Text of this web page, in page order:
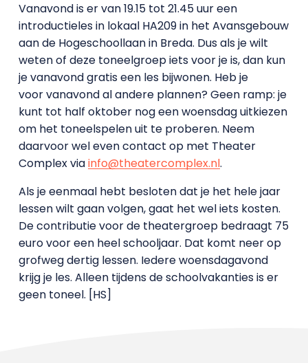
Vanavond is er van 19.15 tot 21.45 uur een
introductieles in lokaal HA209 in het Avansgebouw
aan de Hogeschoollaan in Breda. Dus als je wilt
weten of deze toneelgroep iets voor je is, dan kun
je vanavond gratis een les bijwonen. Heb je
voor vanavond al andere plannen? Geen ramp: je
kunt tot half oktober nog een woensdag uitkiezen
om het toneelspelen uit te proberen. Neem
daarvoor wel even contact op met Theater
Complex viainfo@theatercomplex.nl.
Als je eenmaal hebt besloten dat je het hele jaar
lessen wilt gaan volgen, gaat het wel iets kosten.
De contributie voor de theatergroep bedraagt 75
euro voor een heel schooljaar. Dat komt neer op
grofweg dertig lessen. Iedere woensdagavond
krijg je les. Alleen tijdens de schoolvakanties is er
geen toneel. [HS]